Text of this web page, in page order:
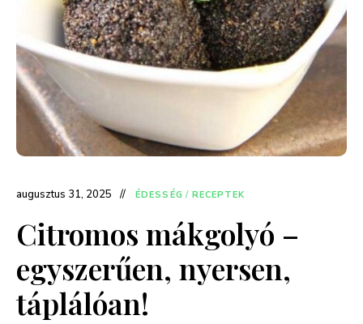
augusztus 31, 2025 ÉDESSÉG / RECEPTEK
Citromos mákgolyó –
egyszerűen, nyersen,
táplálóan!